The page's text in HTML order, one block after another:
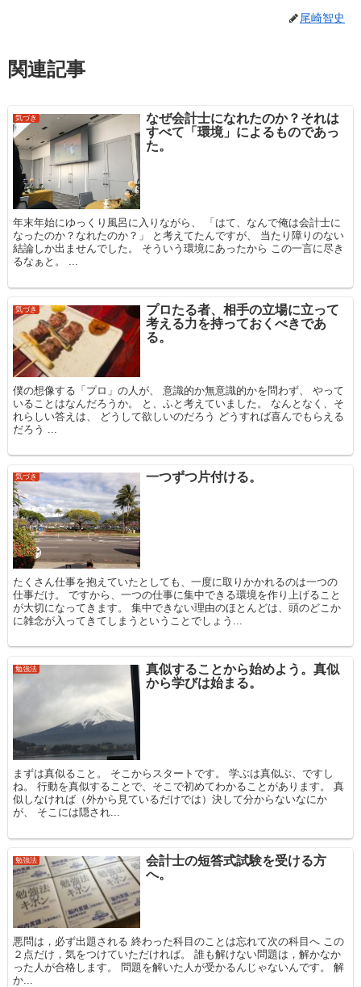
尾崎智史
関連記事
気づき
なぜ会計士になれたのか？それは
すべて「環境」によるものであっ
た。
年末年始にゆっくり風呂に入りながら、 「はて、なんで俺は会計士に
なったのか？なれたのか？」 と考えてたんですが、 当たり障りのない
結論しか出ませんでした。 そういう環境にあったから この一言に尽き
るなぁと。 ...
気づき
プロたる者、相手の立場に立って
考える力を持っておくべきであ
る。
僕の想像する「プロ」の人が、 意識的か無意識的かを問わず、 やって
いることはなんだろうか。 と、ふと考えていました。 なんとなく、そ
れらしい答えは、 どうして欲しいのだろう どうすれば喜んでもらえる
だろう ...
気づき 一つずつ片付ける。
たくさん仕事を抱えていたとしても、一度に取りかかれるのは一つの
仕事だけ。 ですから、一つの仕事に集中できる環境を作り上げること
が大切になってきます。 集中できない理由のほとんどは、頭のどこか
に雑念が入ってきてしまうということでしょう...
勉強法
真似することから始めよう。真似
から学びは始まる。
まずは真似ること。 そこからスタートです。 学ぶは真似ぶ、ですし
ね。 行動を真似することで、そこで初めてわかることがあります。 真
似しなければ（外から見ているだけでは）決して分からないなにか
が、 そこには隠され...
勉強法
会計士の短答式試験を受ける方
へ。
悪問は，必ず出題される 終わった科目のことは忘れて次の科目へ この
２点だけ，気をつけていただければ。 誰も解けない問題は，解かなか
った人が合格します。 問題を解いた人が受かるんじゃないんです。 解
か...